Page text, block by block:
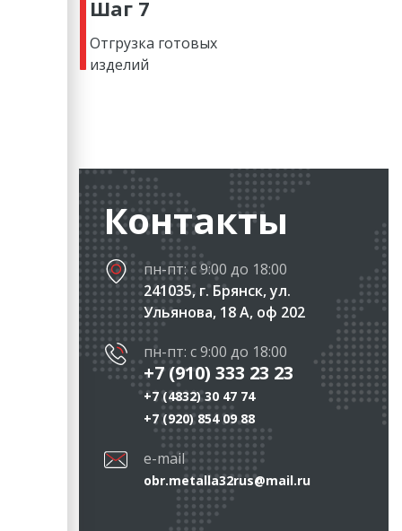
Шаг 7
Отгрузка готовых
изделий
Контакты
пн-пт: с 9:00 до 18:00
241035, г. Брянск, ул.
Ульянова, 18 А, оф 202
пн-пт: с 9:00 до 18:00
+7 (910) 333 23 23
+7 (4832) 30 47 74
+7 (920) 854 09 88
e-mail
obr.metalla32rus@mail.ru